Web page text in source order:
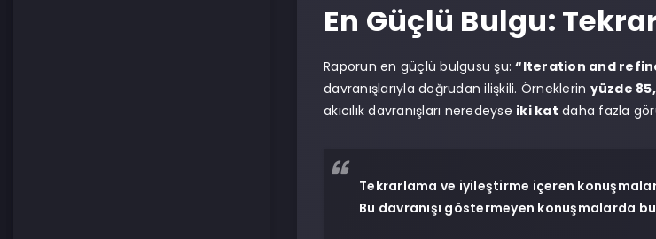
En Güçlü Bulgu:
Raporun en güçlü bulgusu şu:“Iteration and
davranışlarıyla doğrudan ilişkili. Örneklerin yüzde
akıcılık davranışları neredeyse iki kat daha fazla
Tekrarlama ve iyileştirme içeren
Bu davranışı göstermeyen konuşmalarda bu